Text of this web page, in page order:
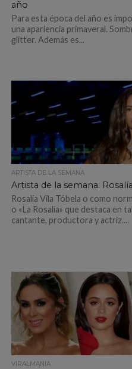
año
Para esta época del año es
una apariencia primaveral.
glitter. Además es...
ARTISTA DE LA SEMANA
Artista de la semana: Rosalía
Rosalía Vila Tóbela o como
o «La Rosalía» que destaca en
cantante, productora y actriz....
VIRALMANIA